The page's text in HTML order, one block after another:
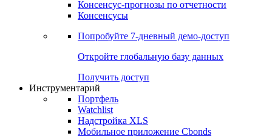
Портфели индексов Cbonds
Прогнозы
Консенсусы
Попробуйте7-дневный
Откройте глобальную базу данных
Получить доступ
Инструментарий